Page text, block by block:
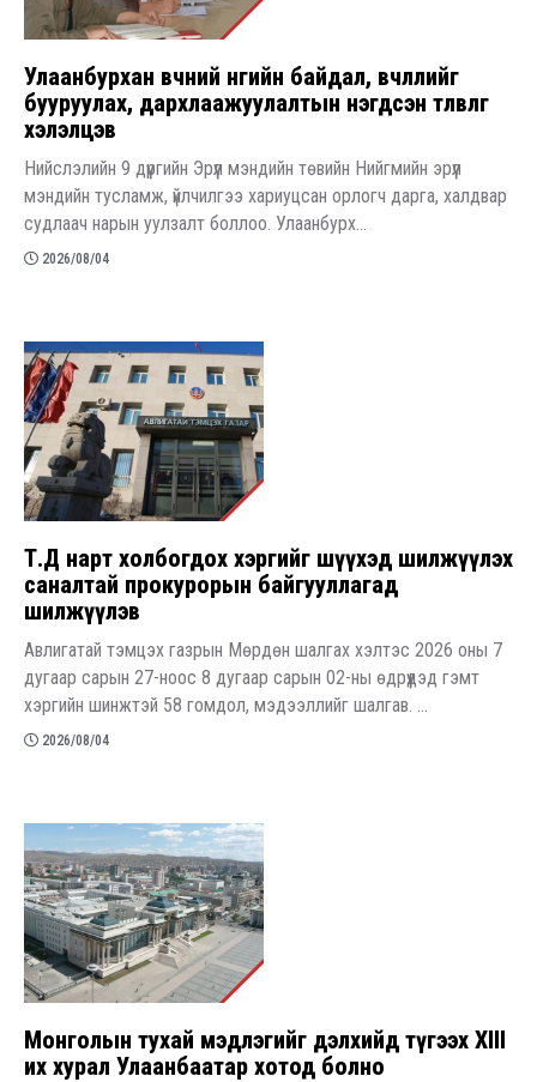
Улаанбурхан өвчний өнөөгийн байдал, өвчлөлийг
бууруулах, дархлаажуулалтын нэгдсэн төлөвлөгөө
хэлэлцэв
Нийслэлийн 9 дүүргийн Эрүүл мэндийн төвийн Нийгмийн эрүүл
мэндийн тусламж, үйлчилгээ хариуцсан орлогч дарга, халдвар
судлаач нарын уулзалт боллоо. Улаанбурх...
2026/08/04
Т.Д нарт холбогдох хэргийг шүүхэд шилжүүлэх
саналтай прокурорын байгууллагад
шилжүүлэв
Авлигатай тэмцэх газрын Мөрдөн шалгах хэлтэс 2026 оны 7
дугаар сарын 27-ноос 8 дугаар сарын 02-ны өдрүүдэд гэмт
хэргийн шинжтэй 58 гомдол, мэдээллийг шалгав. ...
2026/08/04
Монголын тухай мэдлэгийг дэлхийд түгээх XIII
их хурал Улаанбаатар хотод болно